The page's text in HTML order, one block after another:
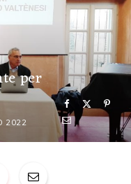
m
per
2022